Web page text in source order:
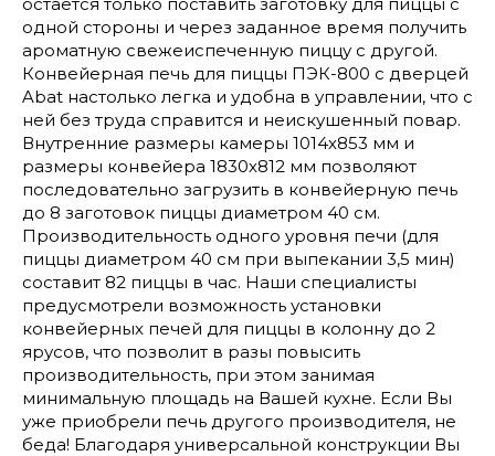
одной стороны и через заданное время получить
ароматную свежеиспеченную пиццу с другой.
Конвейерная печь для пиццы ПЭК-800 с дверцей
Abat настолько легка и удобна в управлении, что с
ней без труда справится и неискушенный повар.
Внутренние размеры камеры 1014х853 мм и
размеры конвейера 1830х812 мм позволяют
последовательно загрузить в конвейерную печь
до 8 заготовок пиццы диаметром 40 см.
Производительность одного уровня печи (для
пиццы диаметром 40 см при выпекании 3,5 мин)
составит 82 пиццы в час. Наши специалисты
предусмотрели возможность установки
конвейерных печей для пиццы в колонну до 2
ярусов, что позволит в разы повысить
производительность, при этом занимая
минимальную площадь на Вашей кухне. Если Вы
уже приобрели печь другого производителя, не
беда! Благодаря универсальной конструкции Вы